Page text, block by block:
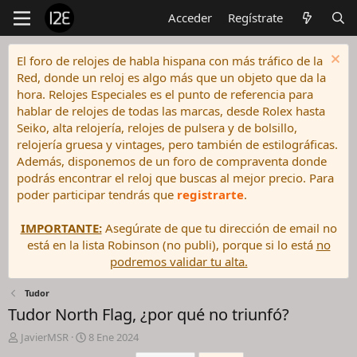
Acceder Regístrate
El foro de relojes de habla hispana con más tráfico de la
Red, donde un reloj es algo más que un objeto que da la
hora. Relojes Especiales es el punto de referencia para
hablar de relojes de todas las marcas, desde Rolex hasta
Seiko, alta relojería, relojes de pulsera y de bolsillo,
relojería gruesa y vintages, pero también de estilográficas.
Además, disponemos de un foro de compraventa donde
podrás encontrar el reloj que buscas al mejor precio. Para
poder participar tendrás que registrarte.
IMPORTANTE:Asegúrate de que tu dirección de email no
está en la lista Robinson (no publi), porque si lo está no
podremos validar tu alta.
Tudor
Tudor North Flag, ¿por qué no triunfó?
IJavierMSR
F
8 Ene 2024